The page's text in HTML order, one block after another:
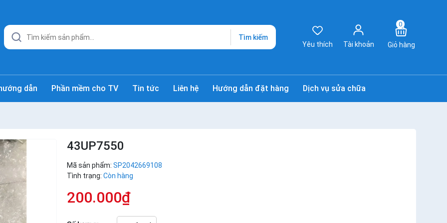
Tìm kiếm
Yêu thích
Tài khoản
0
Giỏ hàng
dẫn Phần mềm cho TV Tin tức Liên hệ Hướng dẫn đặt hàng Dịch vụ sửa chữa
43UP7550
Mã sản phẩm: SP2042669108
Tình trạng: Còn hàng
200.000₫